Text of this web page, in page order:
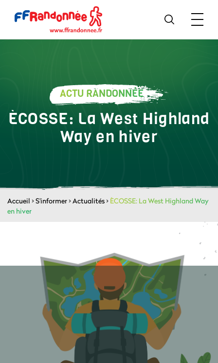
ACTU RANDONNÉE
ÈCOSSE: La West Highland
Way en hiver
Accueil >S'informer>Actualités> ÈCOSSE: La West Highland Way
en hiver